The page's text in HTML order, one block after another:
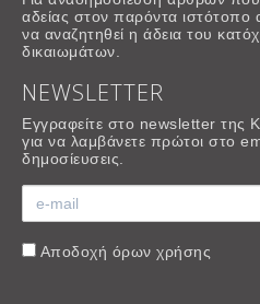
αδείας στον παρόντα
να αναζητηθεί η άδεια του
δικαιωμάτων.
NEWSLETTER
Εγγραφείτε στο newsletter
για να λαμβάνετε πρώτοι στο
δημοσίευσεις.
Αποδοχή όρων χρήσης